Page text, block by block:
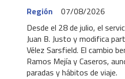
Región
07/08/2026
Desde el 28 de julio, el
Juan B. Justo y modifica
Vélez Sarsfield. El cambio
Ramos Mejía y Caseros,
paradas y hábitos de viaje.